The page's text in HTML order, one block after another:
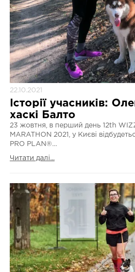
22.10.2021
Історії учасників:
хаскі Балто
23 жовтня, в перший день 12th
MARATHON 2021, у Києві
PRO PLAN®…
Читати далі...